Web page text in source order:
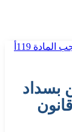
بسداد
119أ من قانون